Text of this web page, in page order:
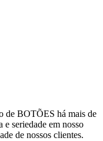
de BOTÕES há mais de
e seriedade em nosso
de nossos clientes.